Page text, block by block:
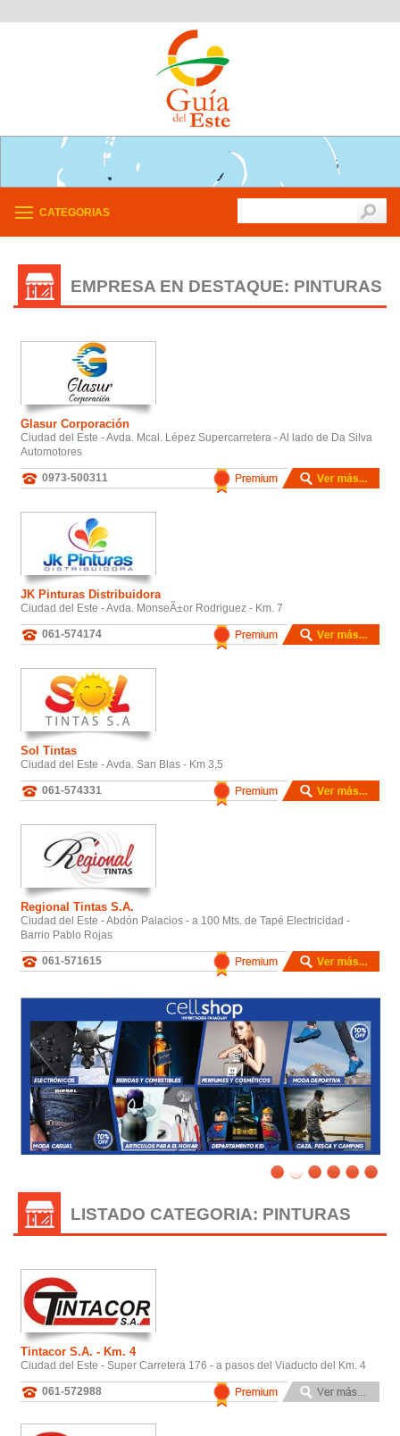
CATEGORIAS
EMPRESA EN DESTAQUE: PINTURAS
Glasur Corporación
Ciudad del Este - Avda. Mcal. Lépez Supercarretera - Al lado de Da Silva
Automotores
0973-500311
JK Pinturas Distribuidora
Ciudad del Este - Avda. MonseÃ±or Rodriguez - Km. 7
061-574174
Sol Tintas
Ciudad del Este - Avda. San Blas - Km 3,5
061-574331
Regional Tintas S.A.
Ciudad del Este - Abdón Palacios - a 100 Mts. de Tapé Electricidad -
Barrio Pablo Rojas
061-571615
LISTADO CATEGORIA: PINTURAS
Tintacor S.A. - Km. 4
Ciudad del Este - Super Carretera 176 - a pasos del Viaducto del Km. 4
061-572988